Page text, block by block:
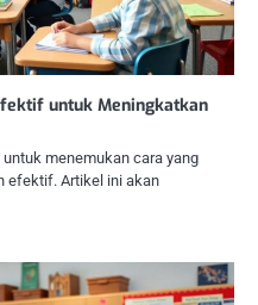
untuk Meningkatkan
menemukan cara yang
efektif. Artikel ini akan